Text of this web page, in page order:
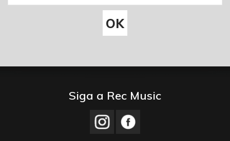
Siga a Rec Music